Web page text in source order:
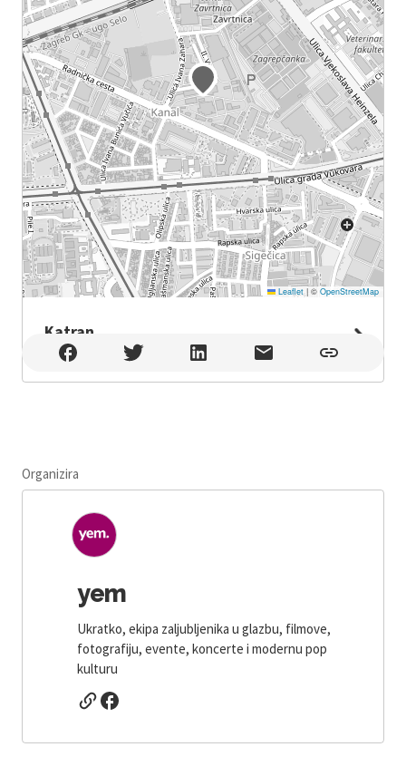
Leaflet |© OpenStreetMap
Katran
Katran , Zagreb
Organizira
yem
Ukratko, ekipa zaljubljenika u glazbu, filmove,
fotografiju, evente, koncerte i modernu pop
kulturu